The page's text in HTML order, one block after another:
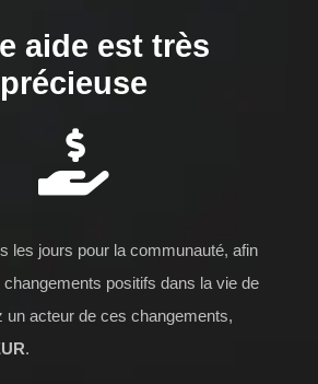
aide est très
précieuse
les jours pour la communauté, afin
changements positifs dans la vie de
un acteur de ces changements,
.